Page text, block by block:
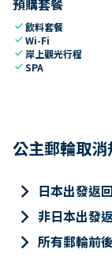
check飲料套餐
checkWi-Fi
check 岸上觀光行程
checkSPA
公主郵輪取消
keyboard_arrow_right 日本出發返
keyboard_arrow_right 非日本出發
keyboard_arrow_right 所有郵輪前